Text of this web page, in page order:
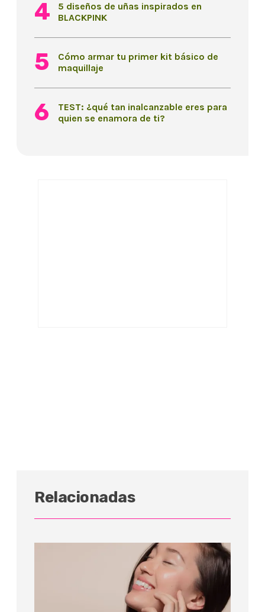
5 diseños de uñas inspirados en
BLACKPINK
Cómo armar tu primer kit básico de
maquillaje
TEST: ¿qué tan inalcanzable eres para
quien se enamora de ti?
Relacionadas